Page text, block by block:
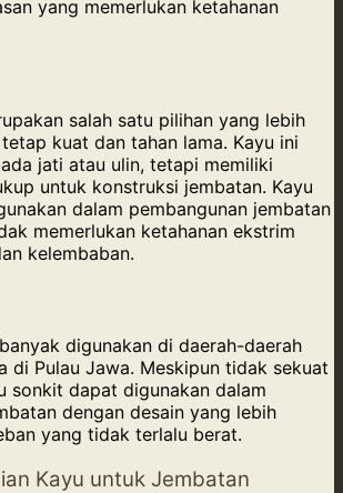
yang memerlukan ketahanan
salah satu pilihan yang lebih
kuat dan tahan lama. Kayu ini
jati atau ulin, tetapi memiliki
untuk konstruksi jembatan. Kayu
dalam pembangunan jembatan
memerlukan ketahanan ekstrim
kelembaban.
digunakan di daerah-daerah
di Pulau Jawa. Meskipun tidak sekuat
sonkit dapat digunakan dalam
dengan desain yang lebih
yang tidak terlalu berat.
Kayu untuk Jembatan